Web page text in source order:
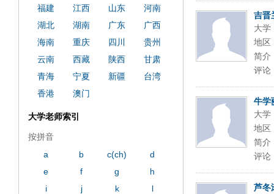
ply operand97996xca
dfbsetx9899197996xxca
吉晋
大学
地区
简介
评论
牛学
大学
地区
简介
评论
芦冬
福建
江西 山东
河南
湖北
湖南 广东
广西
海南
重庆 四川
贵州
云南
西藏 陕西
甘肃
青海
宁夏 新疆
台湾
香港
澳门
大学老师索引
按拼音
a
b c(ch)
d
e
f g
h
i
j k
l